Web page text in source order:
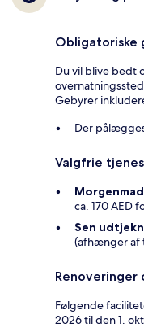
Obligatoriske
Du vil blive bedt
Gebyrer
Der
Valgfrie
ca. 170 AED
Sen
(afhænger
Renoveringer
Følgende
2026 til den 1.